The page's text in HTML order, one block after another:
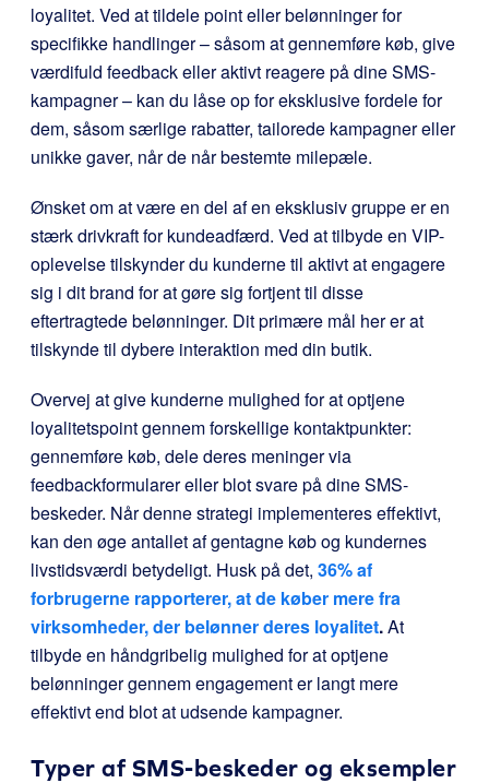
loyalitet. Ved at tildele point eller belønninger for
specifikke handlinger – såsom at gennemføre køb, give
værdifuld feedback eller aktivt reagere på dine SMS-
kampagner – kan du låse op for eksklusive fordele for
dem, såsom særlige rabatter, tailorede kampagner eller
unikke gaver, når de når bestemte milepæle.
Ønsket om at være en del af en eksklusiv gruppe er en
stærk drivkraft for kundeadfærd. Ved at tilbyde en VIP-
oplevelse tilskynder du kunderne til aktivt at engagere
sig i dit brand for at gøre sig fortjent til disse
eftertragtede belønninger. Dit primære mål her er at
tilskynde til dybere interaktion med din butik.
Overvej at give kunderne mulighed for at optjene
loyalitetspoint gennem forskellige kontaktpunkter:
gennemføre køb, dele deres meninger via
feedbackformularer eller blot svare på dine SMS-
beskeder. Når denne strategi implementeres effektivt,
kan den øge antallet af gentagne køb og kundernes
livstidsværdi betydeligt. Husk på det, 36% af
forbrugerne rapporterer, at de køber mere fra
virksomheder, der belønner deres loyalitet.At
tilbyde en håndgribelig mulighed for at optjene
belønninger gennem engagement er langt mere
effektivt end blot at udsende kampagner.
Typer af SMS-beskeder og eksempler